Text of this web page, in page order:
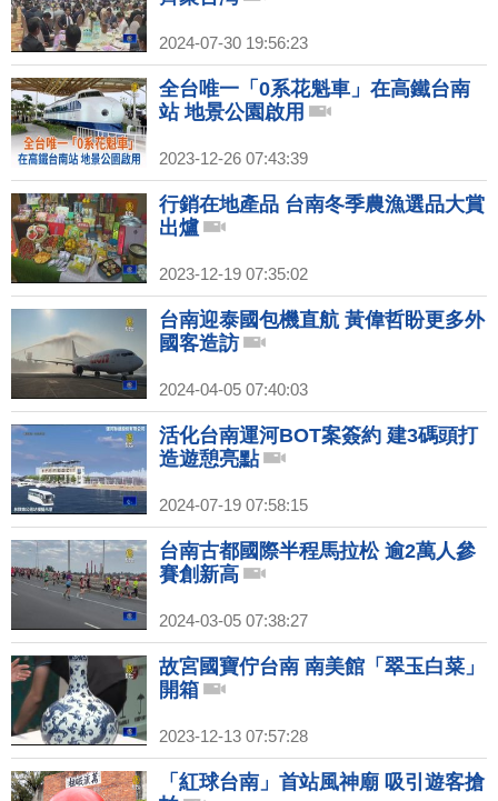
2024-07-30 19:56:23
全台唯一「0系花魁車」在高鐵台南
站 地景公園啟用
2023-12-26 07:43:39
行銷在地產品 台南冬季農漁選品大賞
出爐
2023-12-19 07:35:02
台南迎泰國包機直航 黃偉哲盼更多外
國客造訪
2024-04-05 07:40:03
活化台南運河BOT案簽約 建3碼頭打
造遊憩亮點
2024-07-19 07:58:15
台南古都國際半程馬拉松 逾2萬人參
賽創新高
2024-03-05 07:38:27
故宮國寶佇台南 南美館「翠玉白菜」
開箱
2023-12-13 07:57:28
「紅球台南」首站風神廟 吸引遊客搶